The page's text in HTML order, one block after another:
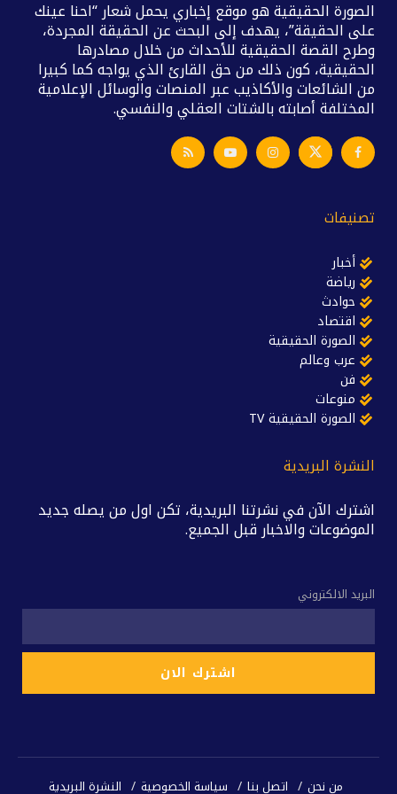
الصورة الحقيقية هو موقع إخباري يحمل شعار “احنا عينك
على الحقيقة”، يهدف إلى البحث عن الحقيقة المجردة،
وطرح القصة الحقيقية للأحداث من خلال مصادرها
الحقيقية، كون ذلك من حق القارئ الذي يواجه كما كبيرا
من الشائعات والأكاذيب عبر المنصات والوسائل الإعلامية
المختلفة أصابته بالشتات العقلي والنفسي.
تصنيفات
أخبار
رياضة
حوادث
اقتصاد
الصورة الحقيقية
عرب وعالم
فن
منوعات
الصورة الحقيقية TV
النشرة البريدية
اشترك الآن في نشرتنا البريدية، تكن اول من يصله جديد
الموضوعات والاخبار قبل الجميع.
البريد الالكتروني
من نحن اتصل بنا سياسة الخصوصية النشرة البريدية